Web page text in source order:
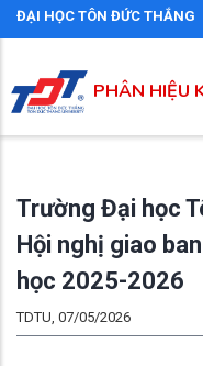
Nhảy
đến
dung
ĐẠI HỌC TÔN ĐỨC THẮNG
PHÂN HIỆU
Trường Đại học
Hội nghị giao
học 2025-2026
TDTU, 07/05/2026